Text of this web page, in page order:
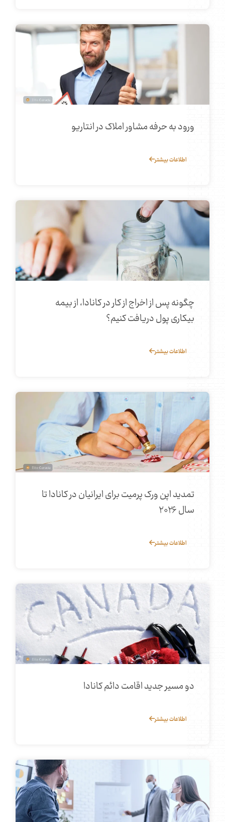
ورود به حرفه مشاور املاک در انتاریو
اطلاعات بیشتر
چگونه پس از اخراج از کار در کانادا، از بیمه
بیکاری پول دریافت کنیم؟
اطلاعات بیشتر
تمدید اپن ورک پرمیت برای ایرانیان در کانادا تا
سال ۲۰۲۶
اطلاعات بیشتر
دو مسیر جدید اقامت دائم کانادا
اطلاعات بیشتر